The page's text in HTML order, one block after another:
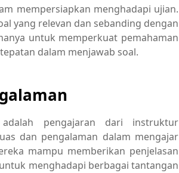
mempersiapkan menghadapi ujian.
yang relevan dan sebanding dengan
untuk memperkuat pemahaman
dalam menjawab soal.
pengajaran dari instruktur
dan pengalaman dalam mengajar
mampu memberikan penjelasan
menghadapi berbagai tantangan